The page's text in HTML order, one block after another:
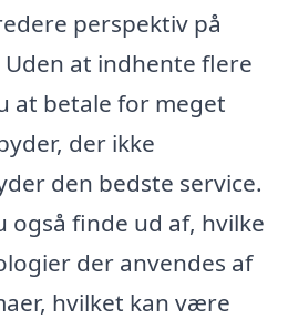
perspektiv på
at indhente flere
at betale for meget
der ikke
den bedste service.
også finde ud af, hvilke
der anvendes af
hvilket kan være